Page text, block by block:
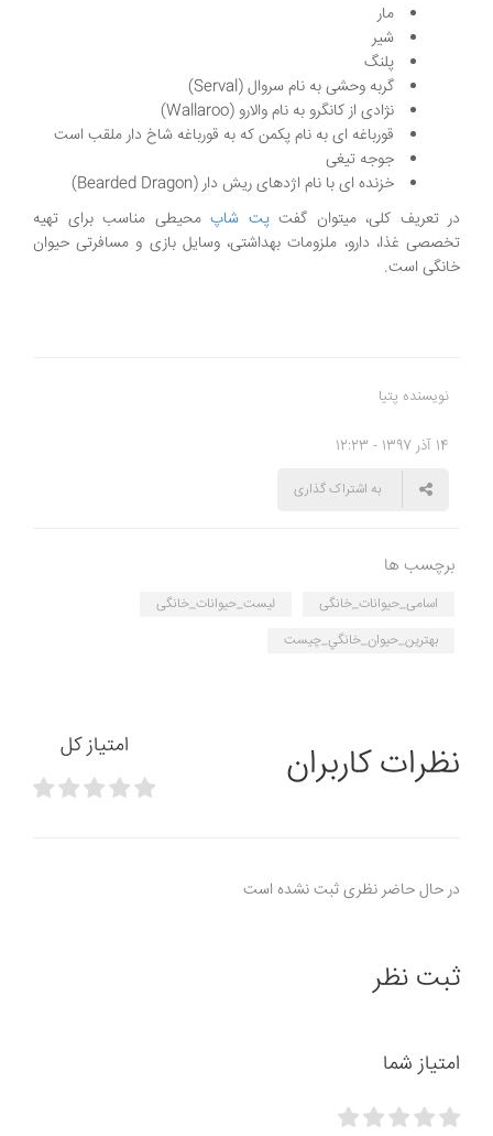
مار
شیر
پلنگ
گربه وحشی به نام سروال (Serval)
نژادی از کانگرو به نام والارو (Wallaroo)
قورباغه ای به نام پکمن که به قورباغه شاخ دار ملقب است
جوجه تیغی
خزنده ای با نام اژدهای ریش دار (Bearded Dragon)
در تعریف کلی، میتوان گفتپت شاپ محیطی مناسب برای تهیه
تخصصی غذا، دارو، ملزومات بهداشتی، وسایل بازی و مسافرتی حیوان
خانگی است.
نویسنده پتیا
14 آذر 1397 - 12:23
به اشتراک گذاری
برچسب ها
اسامی_حیوانات_خانگی
لیست_حیوانات_خانگی
بهترين_حيوان_خانگي_چيست
نظرات کاربران امتیاز کل
در حال حاضر نظری ثبت نشده است
ثبت نظر
امتیاز شما